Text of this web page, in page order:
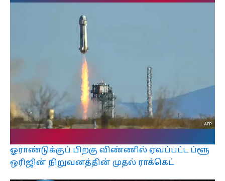
ஓராண்டுக்குப் பிறகு விண்ணில் ஏவப்பட்ட ப்ளூ
ஒரிஜின் நிறுவனத்தின் முதல் ராக்கெட்